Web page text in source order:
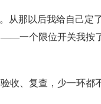
从那以后我给自己
一个限位开关我按
收、复查，少一环